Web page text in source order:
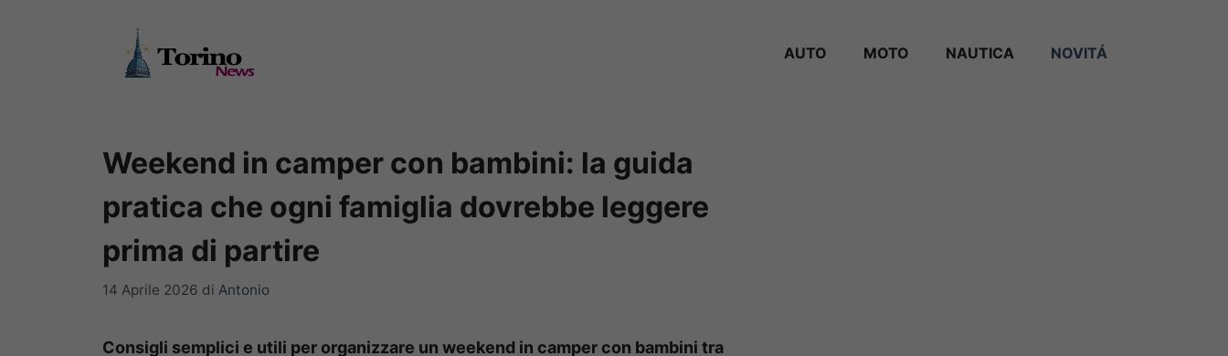
AUTO MOTO NAUTICA NOVITÁ
Weekend in camper con bambini: la guida
pratica che ogni famiglia dovrebbe leggere
prima di partire
14 Aprile 2026 di Antonio
Consigli semplici e utili per organizzare un weekend in camper con bambini tra